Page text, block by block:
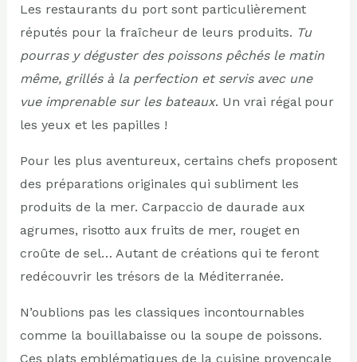
Les restaurants du port sont particulièrement
réputés pour la fraîcheur de leurs produits. Tu
pourras y déguster des poissons pêchés le matin
même, grillés à la perfection et servis avec une
vue imprenable sur les bateaux. Un vrai régal pour
les yeux et les papilles !
Pour les plus aventureux, certains chefs proposent
des préparations originales qui subliment les
produits de la mer. Carpaccio de daurade aux
agrumes, risotto aux fruits de mer, rouget en
croûte de sel… Autant de créations qui te feront
redécouvrir les trésors de la Méditerranée.
N’oublions pas les classiques incontournables
comme la bouillabaisse ou la soupe de poissons.
Ces plats emblématiques de la cuisine provençale